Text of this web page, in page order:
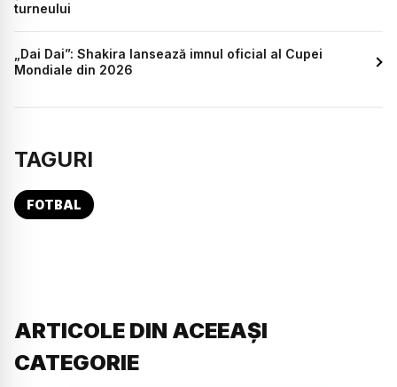
turneului
„Dai Dai”: Shakira lansează imnul oficial al Cupei
Mondiale din 2026
TAGURI
FOTBAL
ARTICOLE DIN ACEEAȘI
CATEGORIE